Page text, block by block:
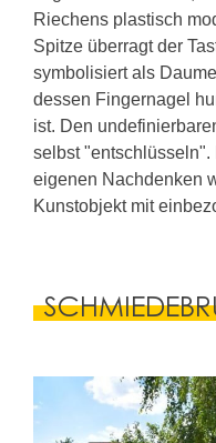
Riechens plastisch
Spitze überragt der
symbolisiert als
dessen Fingernagel
ist. Den
selbst
eigenen Nachdenken
Kunstobjekt mit